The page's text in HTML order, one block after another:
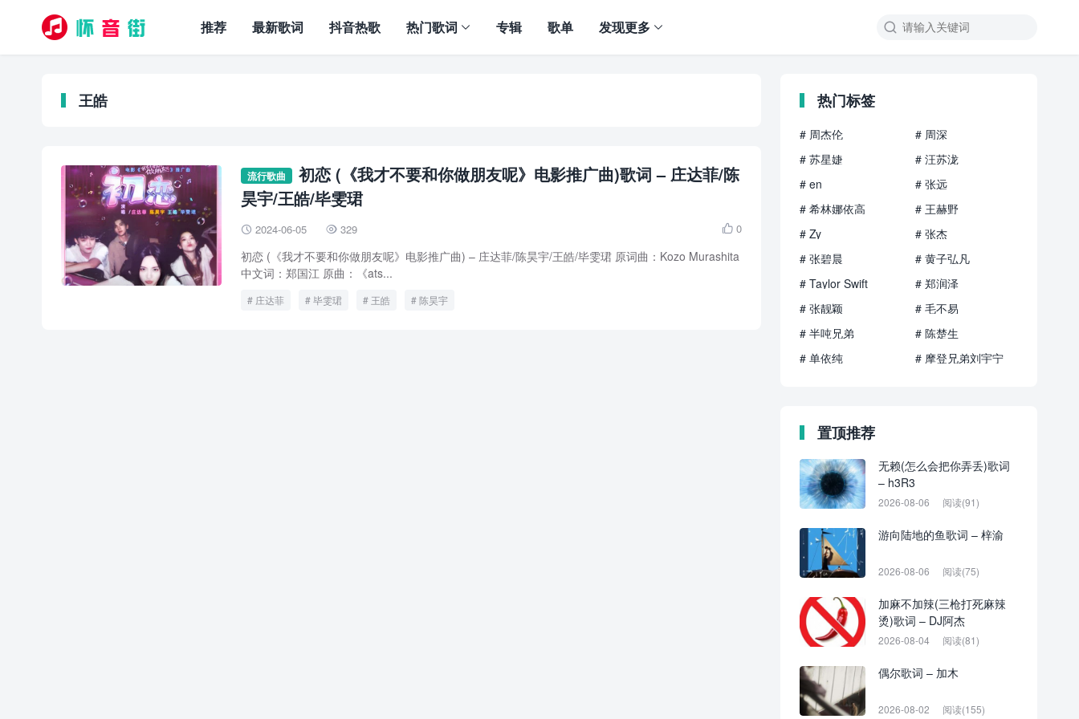

推荐 最新歌词 抖音热歌 热门歌词 专辑 歌单 发现更多
王皓
流行歌曲
初恋 (《我才不要和你做朋友呢》电影推广曲)歌词 – 庄达菲/陈
昊宇/王皓/毕雯珺
 2024-06-05  329  0
初恋 (《我才不要和你做朋友呢》电影推广曲) – 庄达菲/陈昊宇/王皓/毕雯珺 原词曲：Kozo Murashita
中文词：郑国江 原曲：《ats...
庄达菲 毕雯珺 王皓 陈昊宇
热门标签
# 周杰伦
# 周深
# 苏星婕
# 汪苏泷
# en
# 张远
# 希林娜依高
# 王赫野
# Zy
# 张杰
# 张碧晨
# 黄子弘凡
# Taylor Swift
# 郑润泽
# 张靓颖
# 毛不易
# 半吨兄弟
# 陈楚生
# 单依纯
# 摩登兄弟刘宇宁
置顶推荐
无赖(怎么会把你弄丢)歌词
– h3R3
2026-08-06 阅读(91)
游向陆地的鱼歌词 – 梓渝
2026-08-06 阅读(75)
加麻不加辣(三枪打死麻辣
烫)歌词 – DJ阿杰
2026-08-04 阅读(81)
偶尔歌词 – 加木
2026-08-02 阅读(155)